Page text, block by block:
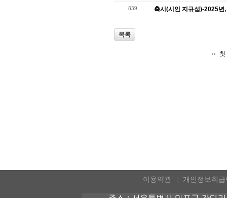
839 축시(시인 지규섭)-2025년
목록
첫
이용약관 개인정보취급